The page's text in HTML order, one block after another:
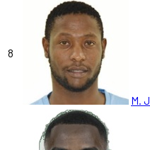
8
M.